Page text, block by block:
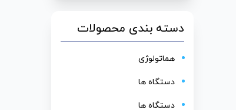
دسته بندی محصولات
هماتولوژی
دستگاه ها
دستگاه ها